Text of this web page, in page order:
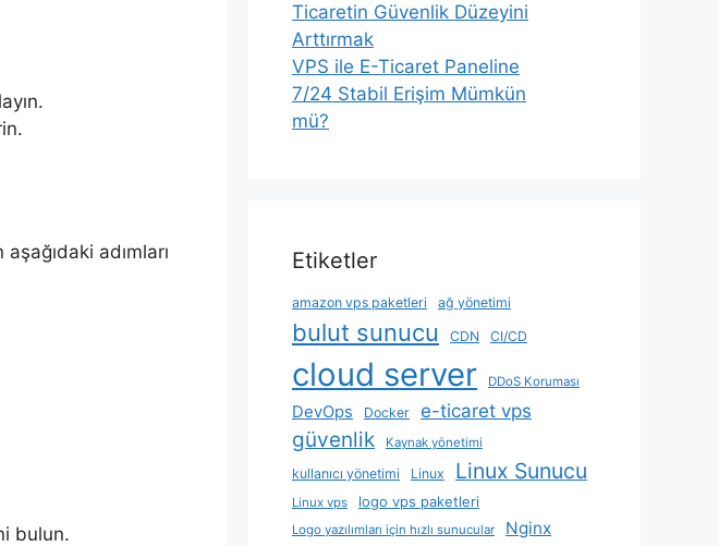
adımları
bulun.
Ticaretin Güvenlik Düzeyini
Arttırmak
VPS ile E-Ticaret Paneline
7/24 Stabil Erişim Mümkün
mü?
Etiketler
amazon vps paketleri ağ yönetimi
bulut sunucu CDN CI/CD
cloud server DDoS Koruması
DevOps Docker e-ticaret vps
güvenlik Kaynak yönetimi
kullanıcı yönetimi Linux Linux Sunucu
Linux vps logo vps paketleri
Logo yazılımları için hızlı sunucular Nginx